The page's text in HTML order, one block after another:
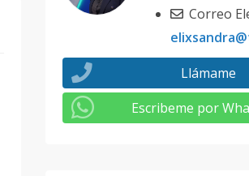
Correo
Llámame
Escribeme por